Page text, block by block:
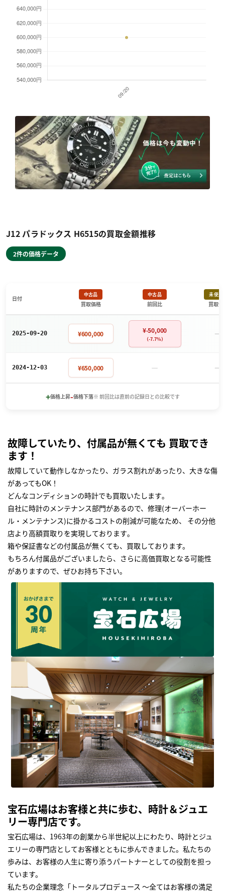
J12 パラドックス H6515の買取金額推移
2件の価格データ
日付
中古品
買取価格
中古品
前回比
未使用
買取価
2025-09-20 ¥600,000 ¥-50,000
（-7.7%） －
2024-12-03 ¥650,000 － －
+価格上昇-価格下落※ 前回比は直前の記録日との比較です
故障していたり、付属品が無くても 買取でき
ます！
故障していて動作しなかったり、ガラス割れがあったり、大きな傷
があってもOK！
どんなコンディションの時計でも買取いたします｡
自社に時計のメンテナンス部門があるので、修理(オーバーホー
ル・メンテナンス)に掛かるコストの削減が可能なため、 その分他
店より高額買取りを実現しております｡
箱や保証書などの付属品が無くても、買取しております。
もちろん付属品がございましたら、さらに高価買取となる可能性
がありますので、ぜひお持ち下さい｡
宝石広場はお客様と共に歩む、時計＆ジュエ
リー専門店です。
宝石広場は、1963年の創業から半世紀以上にわたり、時計とジュ
エリーの専門店としてお客様とともに歩んできました。私たちの
歩みは、お客様の人生に寄り添うパートナーとしての役割を担っ
ています。
私たちの企業理念「トータルプロデュース ～全てはお客様の満足